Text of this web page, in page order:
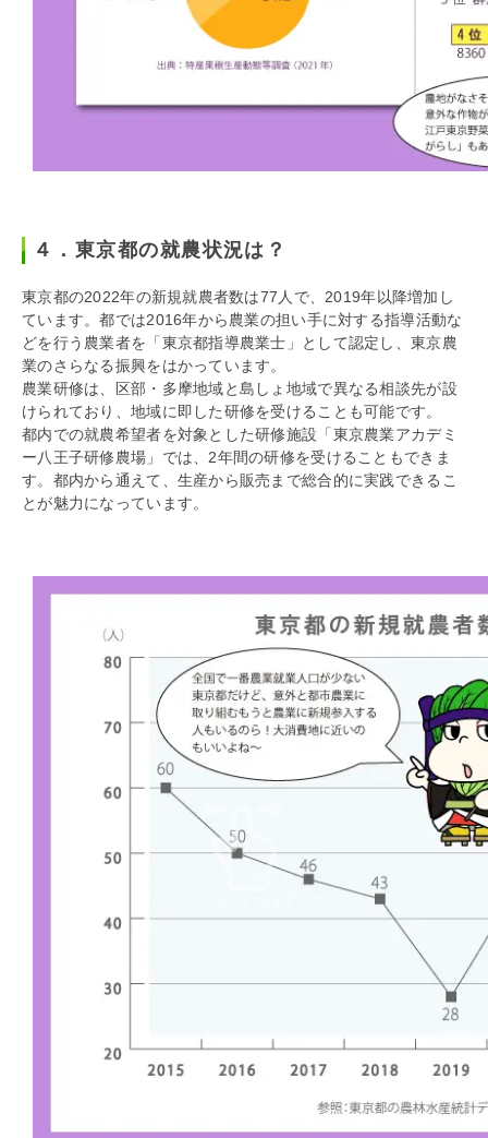
４．東京都の就農状況は？
東京都の2022年の新規就農者数は77人で、2019年以降増加し
ています。都では2016年から農業の担い手に対する指導活動な
どを行う農業者を「東京都指導農業士」として認定し、東京農
業のさらなる振興をはかっています。
農業研修は、区部・多摩地域と島しょ地域で異なる相談先が設
けられており、地域に即した研修を受けることも可能です。
都内での就農希望者を対象とした研修施設「東京農業アカデミ
ー八王子研修農場」では、2年間の研修を受けることもできま
す。都内から通えて、生産から販売まで総合的に実践できるこ
とが魅力になっています。